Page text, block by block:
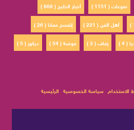
أخبار الخليج ( 868 ) منوعات ( 1151 )
إتفسح معانا ( 26 )
أهل الفن ( 221 )
ديكور ( 5 )
موضة ( 54 ) زفاف ( 3 ) 4 )
الرئيسية سياسة الخصوصية الاستخدام